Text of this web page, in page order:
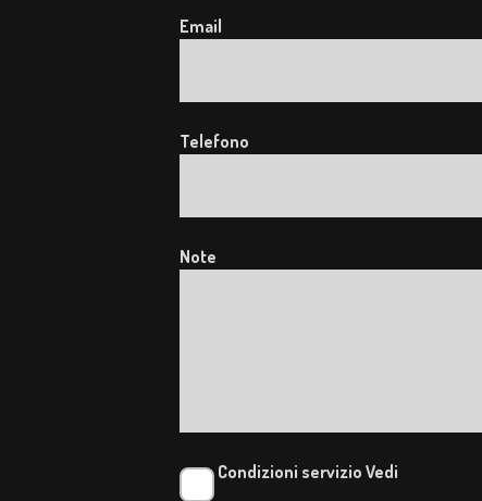
Email
Telefono
Note
Condizioni servizio Vedi